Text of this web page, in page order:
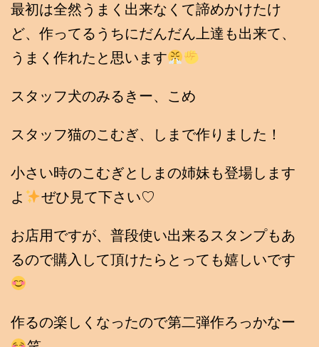
最初は全然うまく出来なくて諦めかけたけ
ど、作ってるうちにだんだん上達も出来て、
うまく作れたと思います
スタッフ犬のみるきー、こめ
スタッフ猫のこむぎ、しまで作りました！
小さい時のこむぎとしまの姉妹も登場します
よ
ぜひ見て下さい♡
お店用ですが、普段使い出来るスタンプもあ
るので購入して頂けたらとっても嬉しいです
作るの楽しくなったので第二弾作ろっかなー